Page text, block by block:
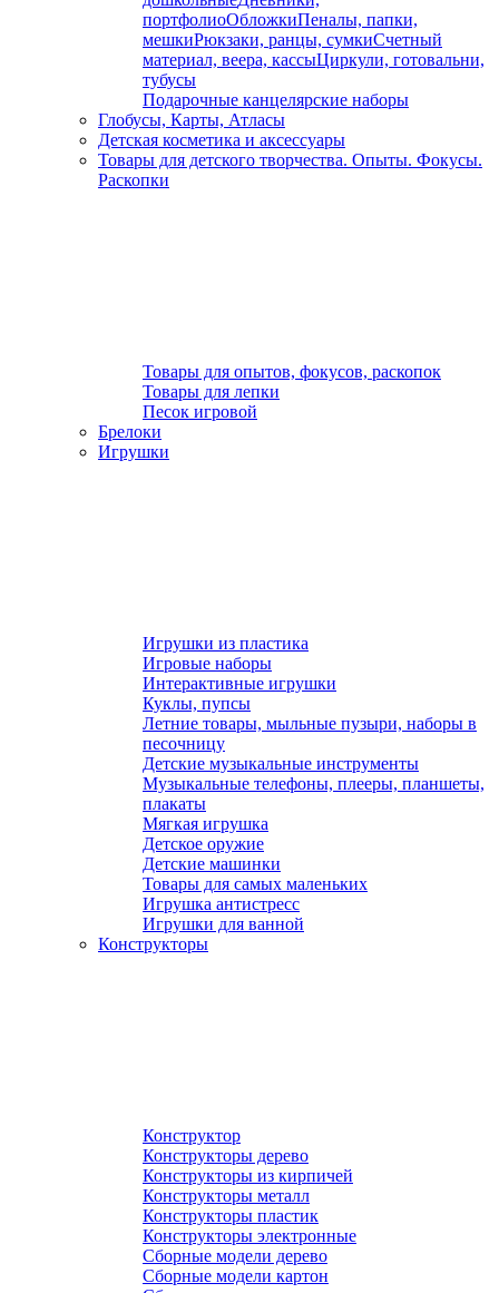
портфолиоОбложкиПеналы, папки,
мешкиРюкзаки, ранцы, сумкиСчетный
материал, веера, кассыЦиркули, готовальни,
тубусы
Подарочные канцелярские наборы
Глобусы, Карты, Атласы
Детская косметика и аксессуары
Товары для детского творчества. Опыты. Фокусы.
Раскопки
Товары для опытов, фокусов, раскопок
Товары для лепки
Песок игровой
Брелоки
Игрушки
Игрушки из пластика
Игровые наборы
Интерактивные игрушки
Куклы, пупсы
Летние товары, мыльные пузыри, наборы в
песочницу
Детские музыкальные инструменты
Музыкальные телефоны, плееры, планшеты,
плакаты
Мягкая игрушка
Детское оружие
Детские машинки
Товары для самых маленьких
Игрушка антистресс
Игрушки для ванной
Конструкторы
Конструктор
Конструкторы дерево
Конструкторы из кирпичей
Конструкторы металл
Конструкторы пластик
Конструкторы электронные
Сборные модели дерево
Сборные модели картон